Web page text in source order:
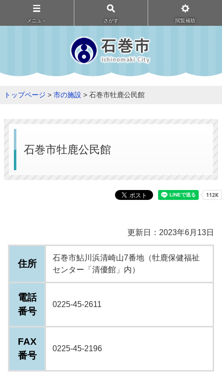
メニュ－ さがす 閲覧補助
トップページ > 市の施設 > 石巻市牡鹿公民館
石巻市牡鹿公民館
更新日：2023年6月13日
住所
石巻市鮎川浜清崎山7番地（牡鹿保健福祉
センター「清優館」内）
電話
番号
0225-45-2611
FAX
番号
0225-45-2196